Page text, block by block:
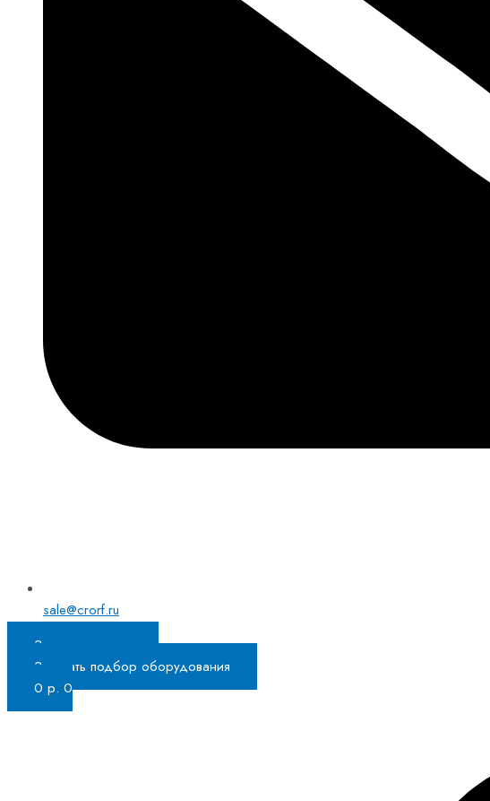
sale@crorf.ru
Заказать звонок
Заказать подбор оборудования
0 р. 0